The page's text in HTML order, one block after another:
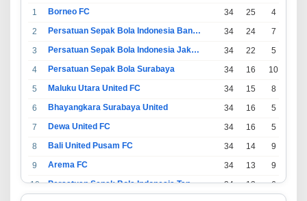
1 Borneo FC 34 25 4
2
Persatuan Sepak Bola Indonesia Bandung 34 24 7
3
Persatuan Sepak Bola Indonesia Jakarta 34 22 5
4
Persatuan Sepak Bola Surabaya 34 16 10
5
Maluku Utara United FC 34 15 8
6
Bhayangkara Surabaya United 34 16 5
7
Dewa United FC 34 16 5
8
Bali United Pusam FC 34 14 9
9
Arema FC 34 13 9
10
Persatuan Sepak Bola Indonesia Tangerang 34 13 6